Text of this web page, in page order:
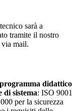
sarà a
tramite il nostro
via mail.
programma didattico
di sistema: ISO 9001
per la sicurezza